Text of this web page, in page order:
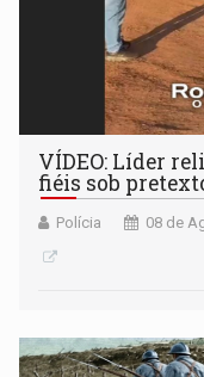
VÍDEO: Líder
fiéis sob
Polícia 08 de